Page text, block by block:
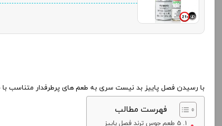
با رسیدن فصل پاییز بد نیست سری به طعم های پرطرفدار متناسب با
فهرست مطالب
5 طعم جوس ترند فصل پاییز